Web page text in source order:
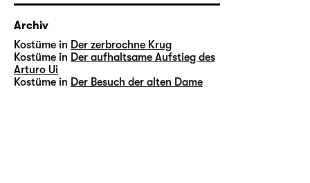
Archiv
Kostüme in Der zerbrochne Krug
Kostüme in Der aufhaltsame Aufstieg des
Arturo Ui
Kostüme in Der Besuch der alten Dame